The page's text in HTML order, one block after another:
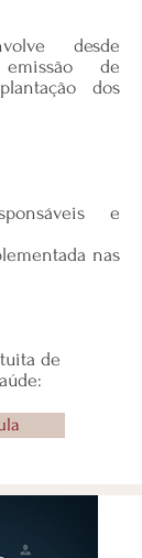
desde
de
dos
e
nas
de